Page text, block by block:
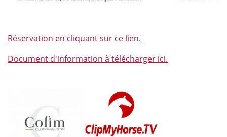
Réservation en cliquant sur ce lien.
Document d'information à télécharger ici.